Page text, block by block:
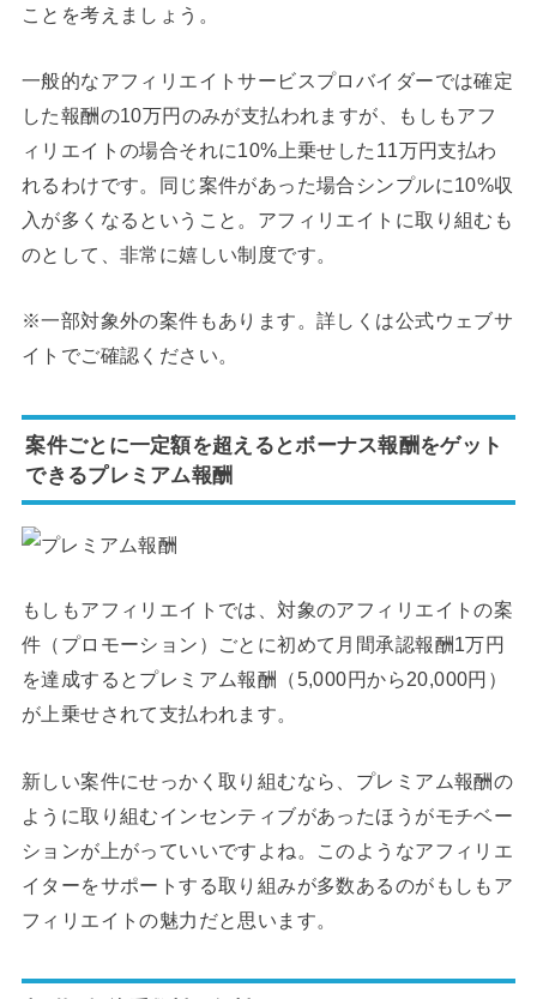
ことを考えましょう。
一般的なアフィリエイトサービスプロバイダーでは確定
した報酬の10万円のみが支払われますが、もしもアフ
ィリエイトの場合それに10%上乗せした11万円支払わ
れるわけです。同じ案件があった場合シンプルに10%収
入が多くなるということ。アフィリエイトに取り組むも
のとして、非常に嬉しい制度です。
※一部対象外の案件もあります。詳しくは公式ウェブサ
イトでご確認ください。
案件ごとに一定額を超えるとボーナス報酬をゲット
できるプレミアム報酬
もしもアフィリエイトでは、対象のアフィリエイトの案
件（プロモーション）ごとに初めて月間承認報酬1万円
を達成するとプレミアム報酬（5,000円から20,000円）
が上乗せされて支払われます。
新しい案件にせっかく取り組むなら、プレミアム報酬の
ように取り組むインセンティブがあったほうがモチベー
ションが上がっていいですよね。このようなアフィリエ
イターをサポートする取り組みが多数あるのがもしもア
フィリエイトの魅力だと思います。